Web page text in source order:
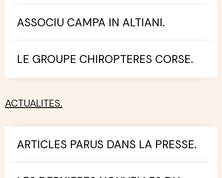
ASSOCIU CAMPA IN ALTIANI.
LE GROUPE CHIROPTERES CORSE.
ACTUALITES.
ARTICLES PARUS DANS LA PRESSE.